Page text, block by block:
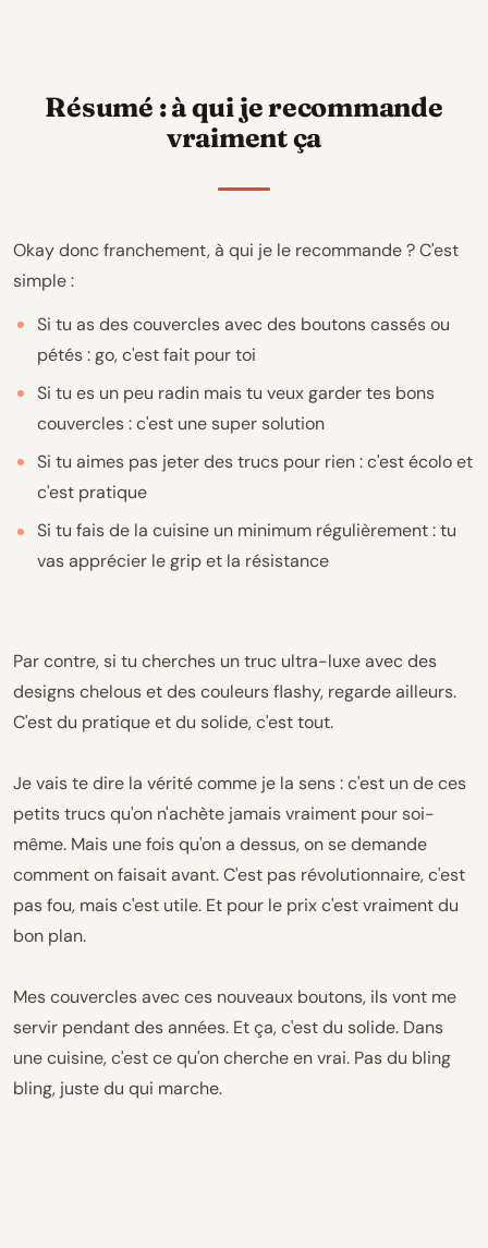
Résumé : à qui je recommande
vraiment ça
Okay donc franchement, à qui je le recommande ? C'est
simple :
Si tu as des couvercles avec des boutons cassés ou
pétés : go, c'est fait pour toi
Si tu es un peu radin mais tu veux garder tes bons
couvercles : c'est une super solution
Si tu aimes pas jeter des trucs pour rien : c'est écolo et
c'est pratique
Si tu fais de la cuisine un minimum régulièrement : tu
vas apprécier le grip et la résistance
Par contre, si tu cherches un truc ultra-luxe avec des
designs chelous et des couleurs flashy, regarde ailleurs.
C'est du pratique et du solide, c'est tout.
Je vais te dire la vérité comme je la sens : c'est un de ces
petits trucs qu'on n'achète jamais vraiment pour soi-
même. Mais une fois qu'on a dessus, on se demande
comment on faisait avant. C'est pas révolutionnaire, c'est
pas fou, mais c'est utile. Et pour le prix c'est vraiment du
bon plan.
Mes couvercles avec ces nouveaux boutons, ils vont me
servir pendant des années. Et ça, c'est du solide. Dans
une cuisine, c'est ce qu'on cherche en vrai. Pas du bling
bling, juste du qui marche.